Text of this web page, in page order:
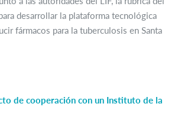
desarrollar la plataforma tecnológica
fármacos para la tuberculosis en Santa
de cooperación con un Instituto de la